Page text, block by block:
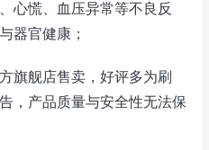
心慌、血压异常等不良反
器官健康；
舰店售卖，好评多为刷
，产品质量与安全性无法保